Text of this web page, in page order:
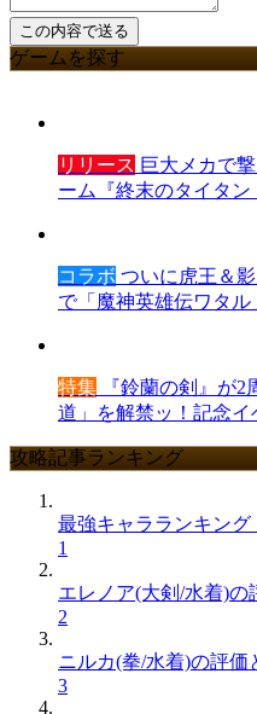
ゲームを探す
リリース 巨大メカで
ーム『終末のタイタン
コラボ ついに虎王＆
で「魔神英雄伝ワタル
特集 『鈴蘭の剣』が2
道」を解禁ッ！記念イ
攻略記事ランキング
最強キャラランキング
1
エレノア(大剣/水着)の
2
ニルカ(拳/水着)の評価
3